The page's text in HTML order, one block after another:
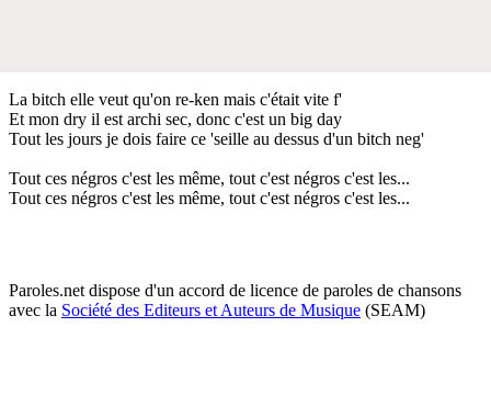
La bitch elle veut qu'on re-ken mais c'était vite f'
Et mon dry il est archi sec, donc c'est un big day
Tout les jours je dois faire ce 'seille au dessus d'un bitch neg'
Tout ces négros c'est les même, tout c'est négros c'est les...
Tout ces négros c'est les même, tout c'est négros c'est les...
Paroles.net dispose d'un accord de licence de paroles de chansons
avec la Société des Editeurs et Auteurs de Musique (SEAM)